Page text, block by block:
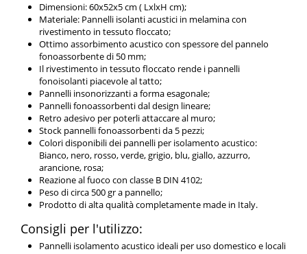
Dimensioni: 60x52x5 cm ( LxlxH cm);
Materiale: Pannelli isolanti acustici in melamina con
rivestimento in tessuto floccato;
Ottimo assorbimento acustico con spessore del pannelo
fonoassorbente di 50 mm;
Il rivestimento in tessuto floccato rende i pannelli
fonoisolanti piacevole al tatto;
Pannelli insonorizzanti a forma esagonale;
Pannelli fonoassorbenti dal design lineare;
Retro adesivo per poterli attaccare al muro;
Stock pannelli fonoassorbenti da 5 pezzi;
Colori disponibili dei pannelli per isolamento acustico:
Bianco, nero, rosso, verde, grigio, blu, giallo, azzurro,
arancione, rosa;
Reazione al fuoco con classe B DIN 4102;
Peso di circa 500 gr a pannello;
Prodotto di alta qualità completamente made in Italy.
Consigli per l'utilizzo:
Pannelli isolamento acustico ideali per uso domestico e locali